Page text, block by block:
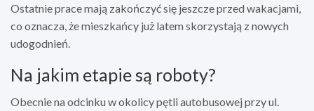
Ostatnie prace mają zakończyć się jeszcze przed wakacjami,
co oznacza, że mieszkańcy już latem skorzystają z nowych
udogodnień.
Na jakim etapie są roboty?
Obecnie na odcinku w okolicy pętli autobusowej przy ul.